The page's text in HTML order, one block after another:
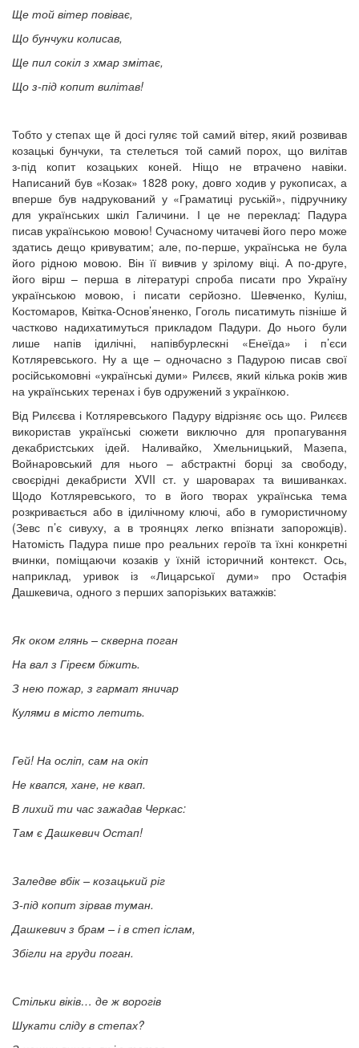
Ще той вітер повіває,
Що бунчуки колисав,
Ще пил сокіл з хмар змітає,
Що з-під копит вилітав!
Тобто у степах ще й досі гуляє той самий вітер, який розвивав
козацькі бунчуки, та стелеться той самий порох, що вилітав
з‑під копит козацьких коней. Ніщо не втрачено навіки.
Написаний був «Козак» 1828 року, довго ходив у рукописах, а
вперше був надрукований у «Граматиці руській», підручнику
для українських шкіл Галичини. І це не переклад: Падура
писав українською мовою! Сучасному читачеві його перо може
здатись дещо кривуватим; але, по‑перше, українська не була
його рідною мовою. Він її вивчив у зрілому віці. А по‑друге,
його вірш – перша в літературі спроба писати про Україну
українською мовою, і писати серйозно. Шевченко, Куліш,
Костомаров, Квітка-Основ’яненко, Гоголь писатимуть пізніше й
частково надихатимуться прикладом Падури. До нього були
лише напів ідилічні, напівбурлескні «Енеїда» і п’єси
Котляревського. Ну а ще – одночасно з Падурою писав свої
російськомовні «українські думи» Рилєєв, який кілька років жив
на українських теренах і був одружений з українкою.
Від Рилєєва і Котляревського Падуру відрізняє ось що. Рилєєв
використав українські сюжети виключно для пропагування
декабристських ідей. Наливайко, Хмельницький, Мазепа,
Войнаровський для нього – абстрактні борці за свободу,
своєрідні декабристи XVII ст. у шароварах та вишиванках.
Щодо Котляревського, то в його творах українська тема
розкривається або в ідилічному ключі, або в гумористичному
(Зевс п’є сивуху, а в троянцях легко впізнати запорожців).
Натомість Падура пише про реальних героїв та їхні конкретні
вчинки, поміщаючи козаків у їхній історичний контекст. Ось,
наприклад, уривок із «Лицарської думи» про Остафія
Дашкевича, одного з перших запорізьких ватажків:
Як оком глянь – скверна поган
На вал з Гіреєм біжить.
З нею пожар, з гармат яничар
Кулями в місто летить.
Гей! На осліп, сам на окіп
Не квапся, хане, не квап.
В лихий ти час зажадав Черкас:
Там є Дашкевич Остап!
Заледве вбік – козацький ріг
З-під копит зірвав туман.
Дашкевич з брам – і в степ іслам,
Збігли на груди поган.
Стільки віків… де ж ворогів
Шукати сліду в степах?